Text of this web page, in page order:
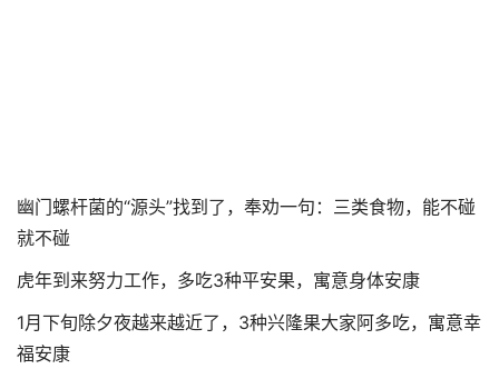
幽门螺杆菌的“源头”找到了，奉劝一句：三类食物，能不碰
就不碰
虎年到来努力工作，多吃3种平安果，寓意身体安康
1月下旬除夕夜越来越近了，3种兴隆果大家阿多吃，寓意幸
福安康